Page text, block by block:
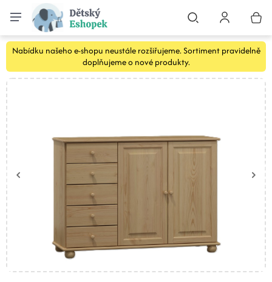
Nabídku našeho e-shopu neustále rozšiřujeme. Sortiment pravidelně
doplňujeme o nové produkty.